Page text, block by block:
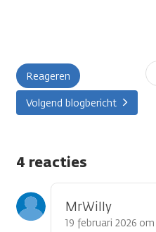
Reageren
Volgend blogbericht
4 reacties
MrWilly
19 februari 2026